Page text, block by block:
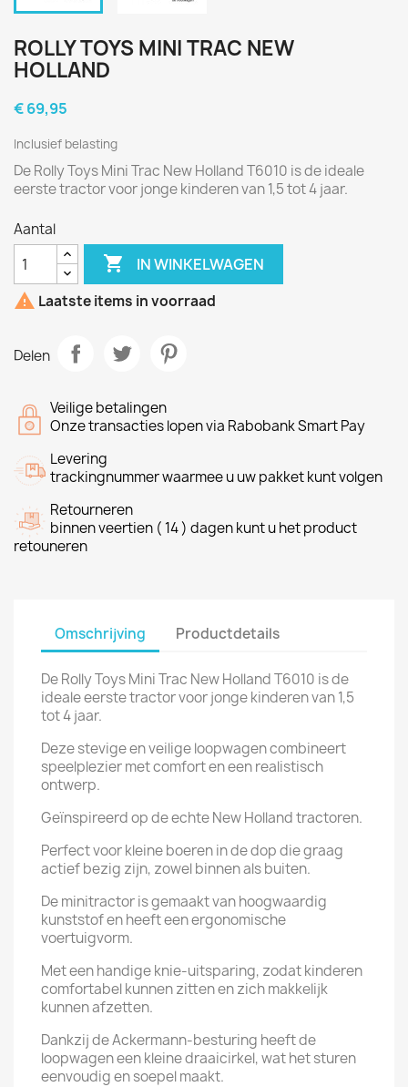
ROLLY TOYS MINI TRAC NEW
HOLLAND
€ 69,95
Inclusief belasting
De Rolly Toys Mini Trac New Holland T6010 is de ideale
eerste tractor voor jonge kinderen van 1,5 tot 4 jaar.
Aantal
 IN WINKELWAGEN
 Laatste items in voorraad
Delen
Veilige betalingen
Onze transacties lopen via Rabobank Smart Pay
Levering
trackingnummer waarmee u uw pakket kunt volgen
Retourneren
binnen veertien ( 14 ) dagen kunt u het product
retouneren
Omschrijving Productdetails
De Rolly Toys Mini Trac New Holland T6010 is de
ideale eerste tractor voor jonge kinderen van 1,5
tot 4 jaar.
Deze stevige en veilige loopwagen combineert
speelplezier met comfort en een realistisch
ontwerp.
Geïnspireerd op de echte New Holland tractoren.
Perfect voor kleine boeren in de dop die graag
actief bezig zijn, zowel binnen als buiten.
De minitractor is gemaakt van hoogwaardig
kunststof en heeft een ergonomische
voertuigvorm.
Met een handige knie-uitsparing, zodat kinderen
comfortabel kunnen zitten en zich makkelijk
kunnen afzetten.
Dankzij de Ackermann-besturing heeft de
loopwagen een kleine draaicirkel, wat het sturen
eenvoudig en soepel maakt.